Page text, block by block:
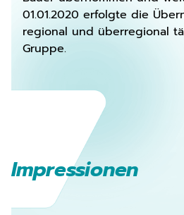
01.01.2020 erfolgte die
regional und überregional
Gruppe.
Impressionen